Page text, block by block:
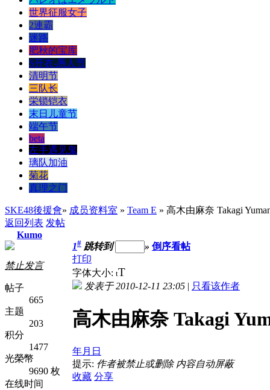
世界征服女子
2連霸
迷路
肥秋的宝库
S开衣-愚人节
清明节
三队长
栄锁铠衣
末日儿童节
端午节
beta
左手遇见鬼
璃队加油
菊花
真理之门
SKE48後援會» 成员资料室 » Team E » 高木由麻奈 Takagi
返回列表 发帖
Kumo
禁止发言
帖子
665
主题
203
积分
1477
光榮幣
9690 枚
在线时间
1# 跳转到 » 倒序看帖
打印
字体大小: tT
发表于 2010-12-11 23:05 | 只看该作者
高木由麻奈 Takagi
年月日
提示: 作者被禁止或删除 内容自动屏蔽
收藏 分享